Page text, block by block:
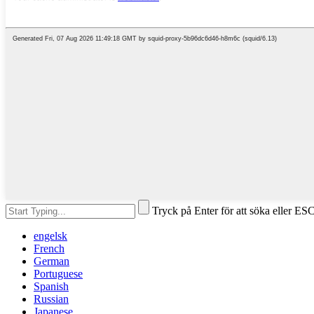
Tryck på Enter för att söka eller
engelsk
French
German
Portuguese
Spanish
Russian